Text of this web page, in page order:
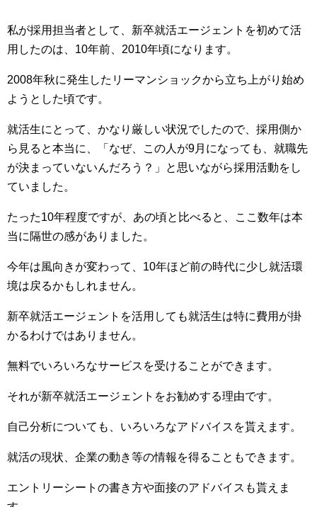
私が採用担当者として、新卒就活エージェントを初めて活
用したのは、10年前、2010年頃になります。
2008年秋に発生したリーマンショックから立ち上がり始め
ようとした頃です。
就活生にとって、かなり厳しい状況でしたので、採用側か
ら見ると本当に、「なぜ、この人が9月になっても、就職先
が決まっていないんだろう？」と思いながら採用活動をし
ていました。
たった10年程度ですが、あの頃と比べると、ここ数年は本
当に隔世の感がありました。
今年は風向きが変わって、10年ほど前の時代に少し就活環
境は戻るかもしれません。
新卒就活エージェントを活用しても就活生は特に費用が掛
かるわけではありません。
無料でいろいろなサービスを受けることができます。
それが新卒就活エージェントをお勧めする理由です。
自己分析についても、いろいろなアドバイスを貰えます。
就活の現状、企業の動き等の情報を得ることもできます。
エントリーシートの書き方や面接のアドバイスも貰えま